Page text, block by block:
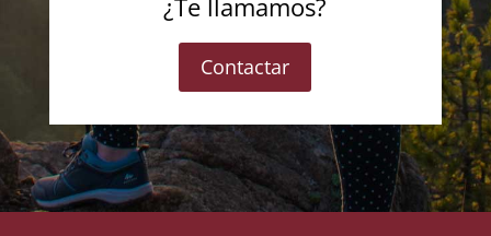
¿Te llamamos?
Contactar